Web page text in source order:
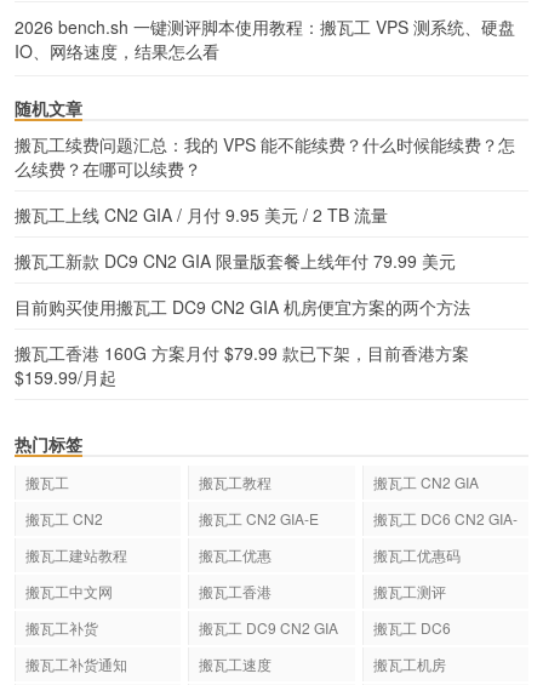
2026 bench.sh 一键测评脚本使用教程：搬瓦工 VPS 测系统、硬盘
IO、网络速度，结果怎么看
随机文章
搬瓦工续费问题汇总：我的 VPS 能不能续费？什么时候能续费？怎
么续费？在哪可以续费？
搬瓦工上线 CN2 GIA / 月付 9.95 美元 / 2 TB 流量
搬瓦工新款 DC9 CN2 GIA 限量版套餐上线年付 79.99 美元
目前购买使用搬瓦工 DC9 CN2 GIA 机房便宜方案的两个方法
搬瓦工香港 160G 方案月付 $79.99 款已下架，目前香港方案
$159.99/月起
热门标签
搬瓦工 搬瓦工教程
搬瓦工 CN2 GIA
搬瓦工 CN2
搬瓦工 CN2 GIA-E
搬瓦工 DC6 CN2 GIA-
搬瓦工建站教程 搬瓦工优惠
搬瓦工优惠码
搬瓦工中文网
搬瓦工香港
搬瓦工测评
搬瓦工补货
搬瓦工 DC9 CN2 GIA
搬瓦工 DC6
搬瓦工补货通知
搬瓦工速度 搬瓦工机房